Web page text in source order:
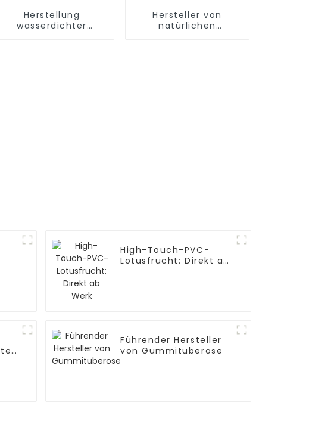
Herstellung
wasserdichter
Hersteller von
natürlichen
High-Touch-PVC-
Lotusfrucht: Direkt ab
Führender Hersteller
von Gummituberose